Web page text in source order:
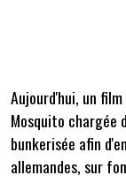
Aujourd'hui, un
Mosquito chargée
bunkerisée afin
allemandes, sur